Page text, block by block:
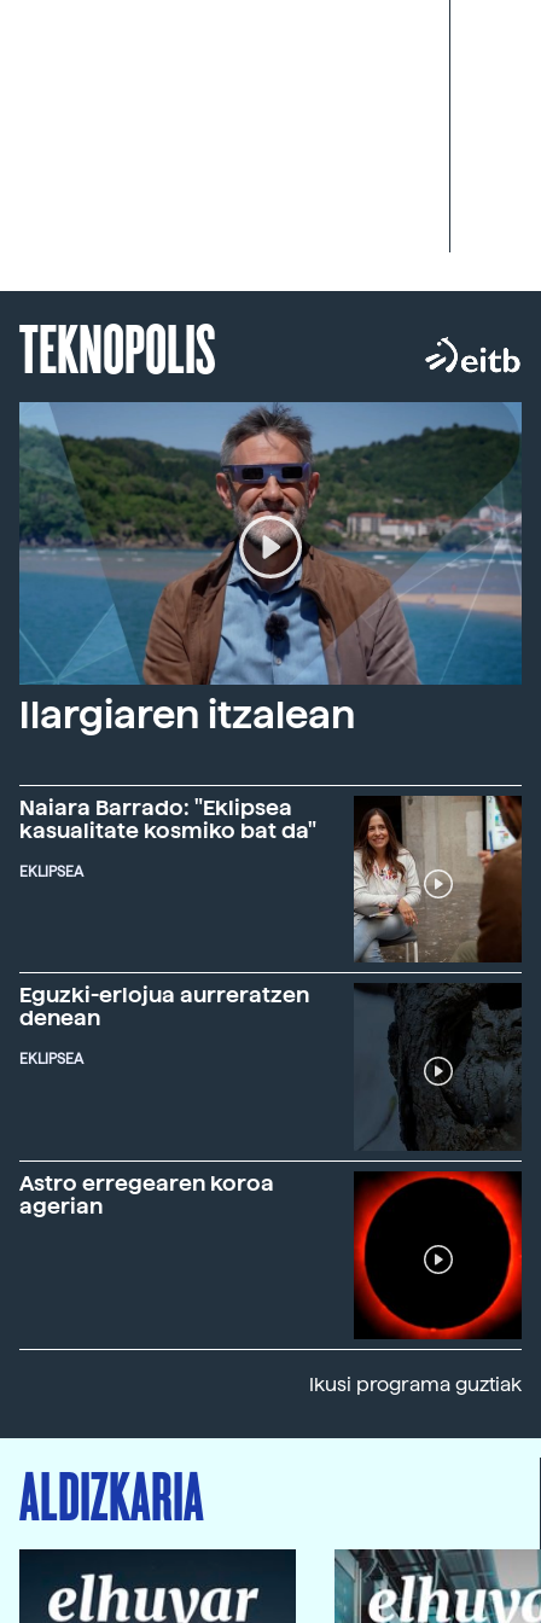
TEKNOPOLIS
Ilargiaren itzalean
Naiara Barrado: "Eklipsea
kasualitate kosmiko bat da"
EKLIPSEA
Eguzki-erlojua aurreratzen
denean
EKLIPSEA
Astro erregearen koroa
agerian
Ikusi programa guztiak
ALDIZKARIA